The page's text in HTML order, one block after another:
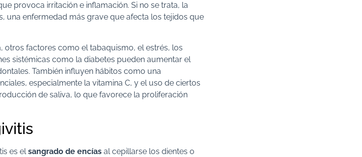
provoca irritación e inflamación. Si no se trata, la
una enfermedad más grave que afecta los tejidos que
otros factores como el tabaquismo, el estrés, los
sistémicas como la diabetes pueden aumentar el
También influyen hábitos como una
especialmente la vitamina C, y el uso de ciertos
de saliva, lo que favorece la proliferación
es elsangrado de encías al cepillarse los dientes o